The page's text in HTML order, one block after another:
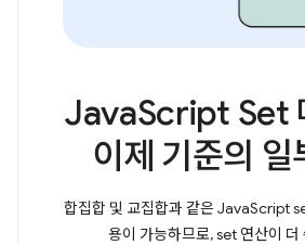
JavaScript Set
이제 기준의 일
합집합 및 교집합과 같은 JavaScript
용이 가능하므로, set 연산이 더